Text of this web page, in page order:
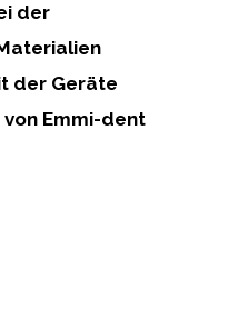
der
der Geräte
Emmi-dent